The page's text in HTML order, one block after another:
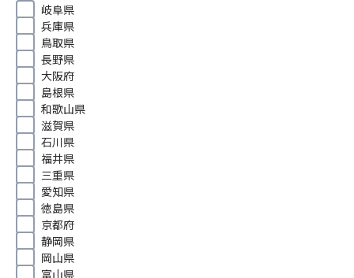
岐阜県
兵庫県
鳥取県
長野県
大阪府
島根県
和歌山県
滋賀県
石川県
福井県
三重県
愛知県
徳島県
京都府
静岡県
岡山県
富山県